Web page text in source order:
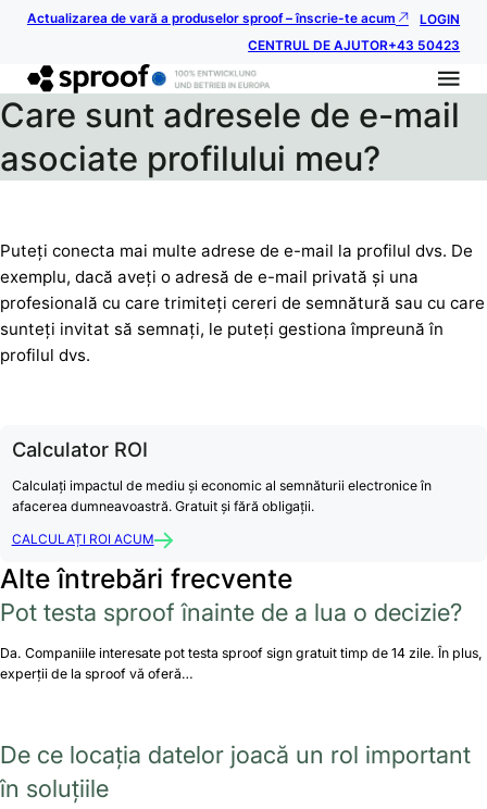
Actualizarea de vară a produselor sproof – înscrie-te acum
LOGIN
CENTRUL DE AJUTOR+43 50423
Care sunt adresele de e-mail
asociate profilului meu?
Puteți conecta mai multe adrese de e-mail la profilul dvs. De
exemplu, dacă aveți o adresă de e-mail privată și una
profesională cu care trimiteți cereri de semnătură sau cu care
sunteți invitat să semnați, le puteți gestiona împreună în
profilul dvs.
Calculator ROI
Calculați impactul de mediu și economic al semnăturii electronice în
afacerea dumneavoastră. Gratuit și fără obligații.
CALCULAȚI ROI ACUM
Alte întrebări frecvente
Pot testa sproof înainte de a lua o decizie?
Da. Companiile interesate pot testa sproof sign gratuit timp de 14 zile. În plus,
experții de la sproof vă oferă…
De ce locația datelor joacă un rol important
în soluțiile